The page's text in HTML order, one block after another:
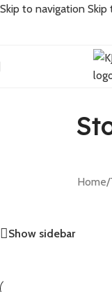
Skip to navigation Skip
Home/
Show sidebar